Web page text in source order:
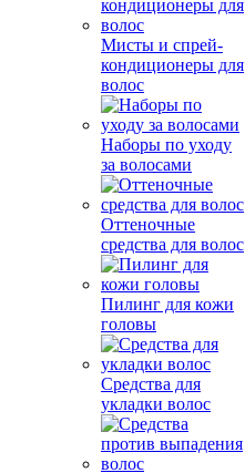
Мисты и спрей-
кондиционеры для
волос
Наборы по уходу
за волосами
Оттеночные
средства для волос
Пилинг для кожи
головы
Средства для
укладки волос